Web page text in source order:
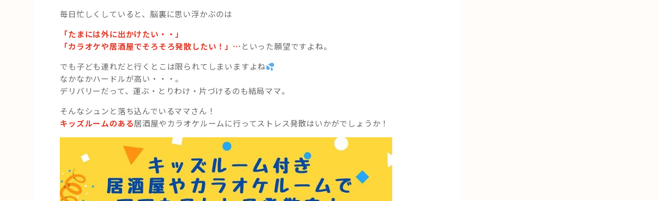
毎日忙しくしていると、脳裏に思い浮かぶのは
「たまには外に出かけたい・・」
「カラオケや居酒屋でそろそろ発散したい！」… といった願望ですよね。
でも子ども連れだと行くとこは限られてしまいますよね
なかなかハードルが高い・・・。
デリバリーだって、運ぶ・とりわけ・片づけるのも結局ママ。
そんなシュンと落ち込んでいるママさん！
キッズルームのある居酒屋やカラオケルームに行ってストレス発散はいかがでしょうか！